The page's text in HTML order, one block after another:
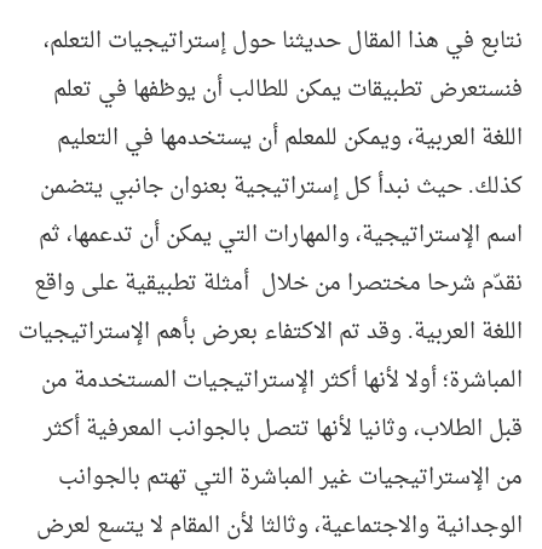
نتابع في هذا المقال حديثنا حول إستراتيجيات التعلم،
فنستعرض تطبيقات يمكن للطالب أن يوظفها في تعلم
اللغة العربية، ويمكن للمعلم أن يستخدمها في التعليم
كذلك. حيث نبدأ كل إستراتيجية بعنوان جانبي يتضمن
اسم الإستراتيجية، والمهارات التي يمكن أن تدعمها، ثم
نقدّم شرحا مختصرا من خلال أمثلة تطبيقية على واقع
اللغة العربية. وقد تم الاكتفاء بعرض بأهم الإستراتيجيات
المباشرة؛ أولا لأنها أكثر الإستراتيجيات المستخدمة من
قبل الطلاب، وثانيا لأنها تتصل بالجوانب المعرفية أكثر
من الإستراتيجيات غير المباشرة التي تهتم بالجوانب
الوجدانية والاجتماعية، وثالثا لأن المقام لا يتسع لعرض